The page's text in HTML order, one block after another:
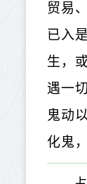
贸易
已入
生，
遇一
鬼动
化鬼